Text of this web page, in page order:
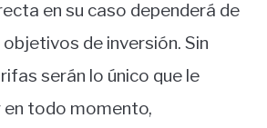
en su caso dependerá de
de inversión. Sin
serán lo único que le
todo momento,